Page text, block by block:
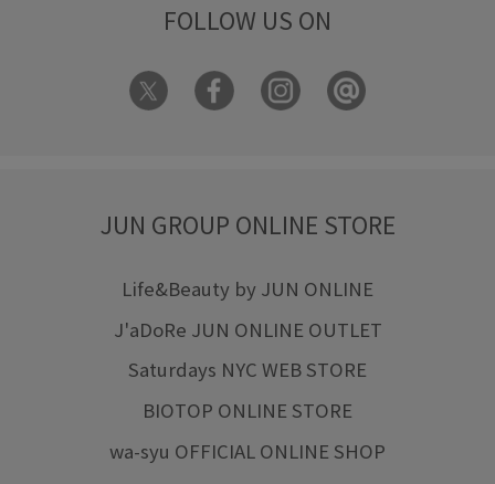
FOLLOW US ON
JUN GROUP ONLINE STORE
Life&Beauty by JUN ONLINE
J'aDoRe JUN ONLINE OUTLET
Saturdays NYC WEB STORE
BIOTOP ONLINE STORE
wa-syu OFFICIAL ONLINE SHOP